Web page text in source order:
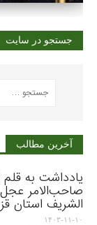
جستجو در سایت
آخرین مطالب
یادداشت به قلم
صاحب‌الامر عجل
الشریف استان
۱۴۰۳-۱۱-۱۰